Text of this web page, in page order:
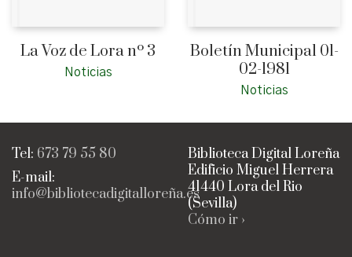
La Voz de Lora nº 3
Noticias
Boletín Municipal 01-
02-1981
Noticias
Tel: 673 79 55 80
E-mail:
info@bibliotecadigitalloreña.es
Biblioteca Digital Loreña
Edificio Miguel Herrera
41440 Lora del Rio
(Sevilla)
Cómo ir ›